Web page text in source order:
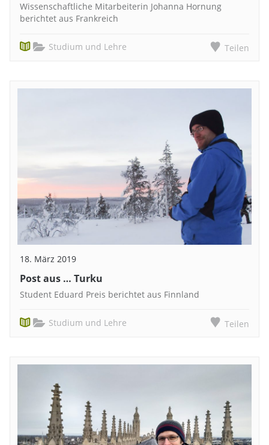
Wissenschaftliche Mitarbeiterin Johanna Hornung
berichtet aus Frankreich
Studium und Lehre Teilen
18. März 2019
Post aus … Turku
Student Eduard Preis berichtet aus Finnland
Studium und Lehre Teilen